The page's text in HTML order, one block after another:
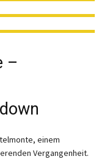
–
einem
Vergangenheit.